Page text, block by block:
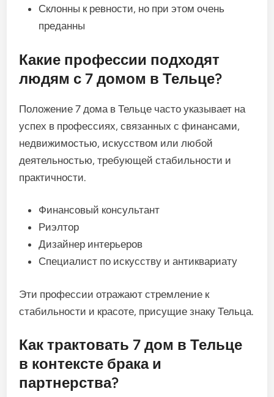
Склонны к ревности, но при этом очень
преданны
Какие профессии подходят
людям с 7 домом в Тельце?
Положение 7 дома в Тельце часто указывает на
успех в профессиях, связанных с финансами,
недвижимостью, искусством или любой
деятельностью, требующей стабильности и
практичности.
Финансовый консультант
Риэлтор
Дизайнер интерьеров
Специалист по искусству и антиквариату
Эти профессии отражают стремление к
стабильности и красоте, присущие знаку Тельца.
Как трактовать 7 дом в Тельце
в контексте брака и
партнерства?